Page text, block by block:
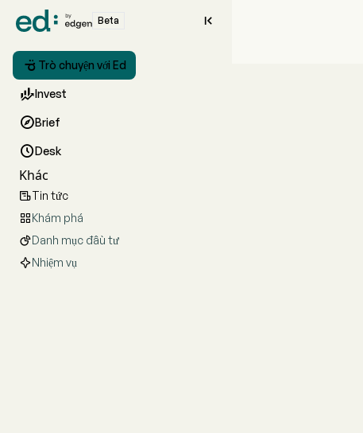
Beta 
 Trò chuyện với Ed
Invest
Brief
Desk
Khác
Tin tức
Khám phá
Danh mục đầu tư
Nhiệm vụ